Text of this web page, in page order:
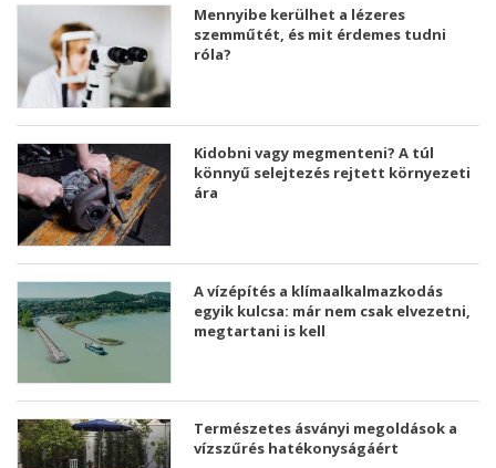
Mennyibe kerülhet a lézeres
szemműtét, és mit érdemes tudni
róla?
Kidobni vagy megmenteni? A túl
könnyű selejtezés rejtett környezeti
ára
A vízépítés a klímaalkalmazkodás
egyik kulcsa: már nem csak elvezetni,
megtartani is kell
Természetes ásványi megoldások a
vízszűrés hatékonyságáért